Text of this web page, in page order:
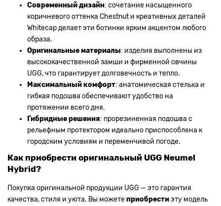
Современный дизайн: сочетание насыщенного
коричневого оттенка Chestnut и креативных деталей
Whitecap делает эти ботинки ярким акцентом любого
образа.
Оригинальные материалы: изделия выполнены из
высококачественной замши и фирменной овчины
UGG, что гарантирует долговечность и тепло.
Максимальный комфорт: анатомическая стелька и
гибкая подошва обеспечивают удобство на
протяжении всего дня.
Гибридные решения: прорезиненная подошва с
рельефным протектором идеально приспособлена к
городским условиям и переменчивой погоде.
Как приобрести оригинальный UGG Neumel
Hybrid?
Покупка оригинальной продукции UGG — это гарантия
качества, стиля и уюта. Вы можетеприобрестиэту модель